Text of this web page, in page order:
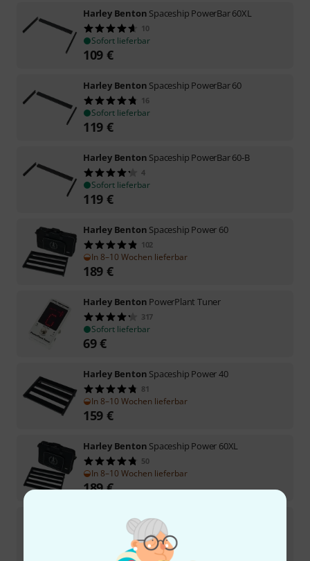
Harley Benton Spaceship PowerBar 60XL
10
Sofort lieferbar
109 €
Harley Benton Spaceship PowerBar 60
16
Sofort lieferbar
119 €
Harley Benton Spaceship PowerBar 60-B
4
Sofort lieferbar
119 €
Harley Benton Spaceship Power 60
102
In 8–10 Wochen lieferbar
189 €
Harley Benton PowerPlant Tuner
317
Sofort lieferbar
69€
Harley Benton Spaceship Power 40
81
In 8–10 Wochen lieferbar
159 €
Harley Benton Spaceship Power 60XL
50
In 8–10 Wochen lieferbar
189€
Harley BentonPowerPlant Daisy Chain Pack-1
265
Sofort lieferbar